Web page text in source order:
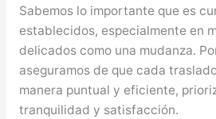
Sabemos lo importante que es
establecidos, especialmente en
delicados como una mudanza.
aseguramos de que cada
manera puntual y eficiente,
tranquilidad y satisfacción.